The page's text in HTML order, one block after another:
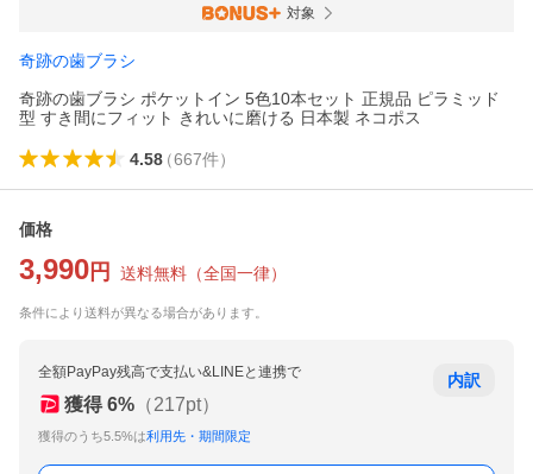
対象
奇跡の歯ブラシ
奇跡の歯ブラシ ポケットイン 5色10本セット 正規品 ピラミッド
型 すき間にフィット きれいに磨ける 日本製 ネコポス
4.58（667件）
価格
3,990 円 送料無料 （全国一律）
条件により送料が異なる場合があります。
全額PayPay残高で支払い&LINEと連携で
獲得 6% （217pt）
獲得のうち5.5%は利用先・期間限定
内訳